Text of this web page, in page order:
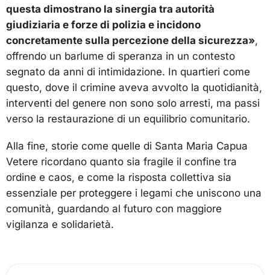
questa dimostrano la sinergia tra autorità
giudiziaria e forze di polizia e incidono
concretamente sulla percezione della sicurezza»,
offrendo un barlume di speranza in un contesto
segnato da anni di intimidazione. In quartieri come
questo, dove il crimine aveva avvolto la quotidianità,
interventi del genere non sono solo arresti, ma passi
verso la restaurazione di un equilibrio comunitario.
Alla fine, storie come quelle di Santa Maria Capua
Vetere ricordano quanto sia fragile il confine tra
ordine e caos, e come la risposta collettiva sia
essenziale per proteggere i legami che uniscono una
comunità, guardando al futuro con maggiore
vigilanza e solidarietà.